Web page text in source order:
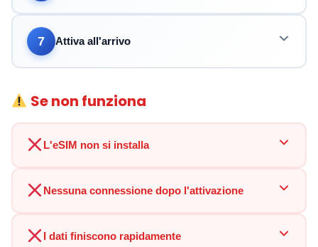
7 Attiva all'arrivo
Se non funziona
L'eSIM non si installa
Nessuna connessione dopo l'attivazione
I dati finiscono rapidamente